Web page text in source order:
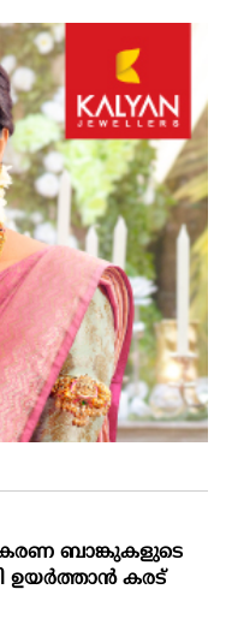
ബാങ്കുകളുടെ
ഉയർത്താൻ കരട്